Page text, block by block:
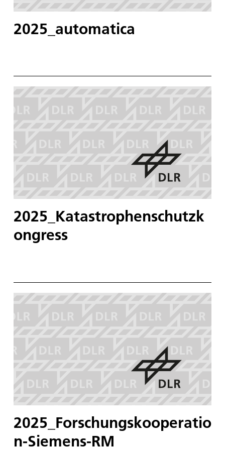
2025_automatica
2025_Katastrophenschutzk
ongress
2025_Forschungskooperatio
n-Siemens-RM